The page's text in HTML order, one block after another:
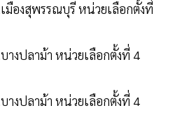
มืองสุพรรณบุรี หน่วยเลือกตั้งที่
างปลาม้า หน่วยเลือกตั้งที่ 4
างปลาม้า หน่วยเลือกตั้งที่ 4